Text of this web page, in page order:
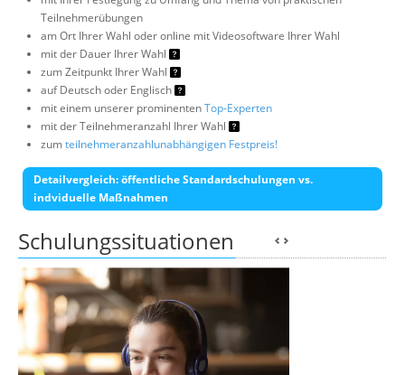
Teilnehmerübungen
am Ort Ihrer Wahl oder online mit Videosoftware Ihrer Wahl
mit der Dauer Ihrer Wahl
zum Zeitpunkt Ihrer Wahl
auf Deutsch oder Englisch
mit einem unserer prominentenTop-Experten
mit der Teilnehmeranzahl Ihrer Wahl
zumteilnehmeranzahlunabhängigen Festpreis!
Detailvergleich: öffentliche Standardschulungen vs.
indviduelle Maßnahmen
Schulungssituationen